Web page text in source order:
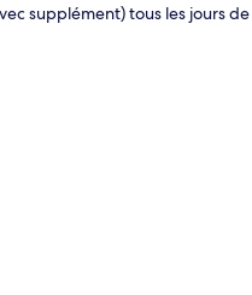
supplément) tous les jours de